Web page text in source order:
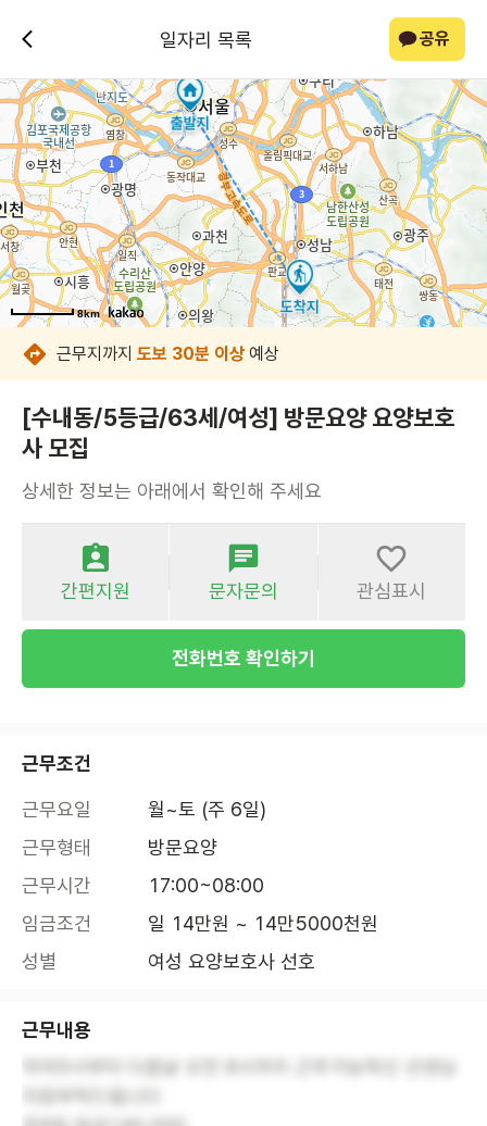
일자리 목록 공유
8km
8km
8km
8km
8km
8km
8km
8km
근무지까지 도보 30분 이상 예상
[수내동/5등급/63세/여성] 방문요양 요양보호
사 모집
상세한 정보는 아래에서 확인해 주세요
간편지원 문자문의 관심표시
전화번호 확인하기
근무조건
근무요일
월~토 (주 6일)
근무형태
방문요양
근무시간
17:00~08:00
임금조건
일 14만원 ~ 14만5000천원
성별
여성 요양보호사 선호
근무내용
저녁5시부터 다음날 오전 8시까지 근무가능하신 선생님